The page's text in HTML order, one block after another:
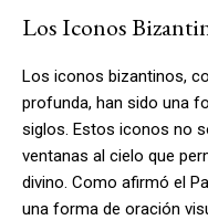
Los Iconos
Los iconos bizantinos,
profunda, han sido una
siglos. Estos iconos no
ventanas al cielo que
divino. Como afirmó el
una forma de oración